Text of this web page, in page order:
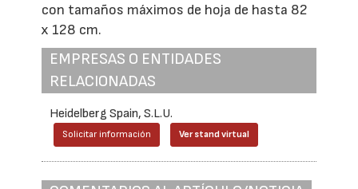
con tamaños máximos de hoja de hasta 82
x 128 cm.
EMPRESAS O ENTIDADES
RELACIONADAS
Heidelberg Spain, S.L.U.
Solicitar información Ver stand virtual